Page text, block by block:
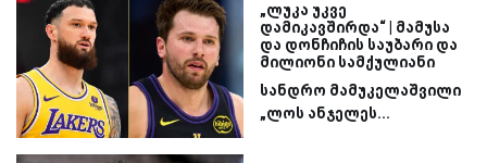
„ლუკა უკვე
დამიკავშირდა“ | მამუსა
და დონჩიჩის საუბარი და
მილიონი სამქულიანი
სანდრო მამუკელაშვილი
„ლოს ანჯელეს...